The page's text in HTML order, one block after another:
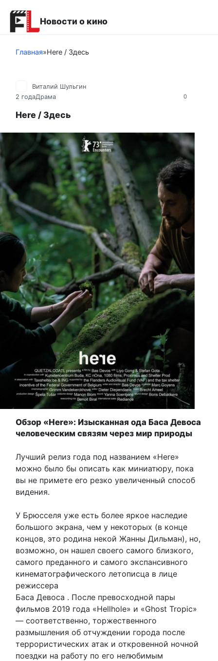
контенту
Новости о кино
Главная»Here / Здесь
0
Виталий Шульгин
2 годаДрама
Here / Здесь
Обзор «Here»: Изысканная ода Баса Девоса
человеческим связям через мир природы
Лучший релиз года под названием «Here»
можно было бы описать как миниатюру, пока
вы не примете его резко увеличенный способ
видения.
У Брюсселя уже есть более яркое наследие
большого экрана, чем у некоторых (в конце
концов, это родина некой Жанны Дильман), но,
возможно, он нашел своего самого близкого,
самого преданного и самого экспансивного
кинематографического летописца в лице
режиссера
Баса Девоса . После превосходной пары
фильмов 2019 года «Hellhole» и «Ghost Tropic»
— соответственно, торжественного
размышления об отчуждении города после
террористических атак и откровенной ночной
поездки на работу по его нелюбимым